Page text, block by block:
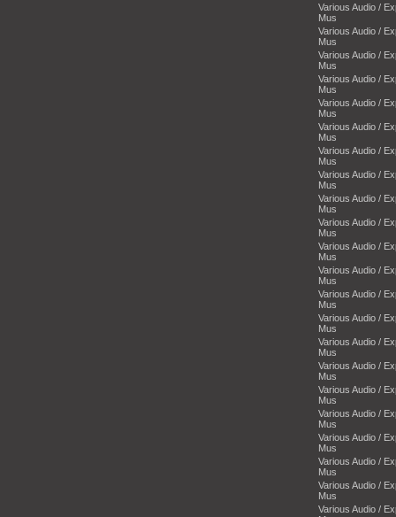
Various Audio /
Mus
Various Audio /
Mus
Various Audio /
Mus
Various Audio /
Mus
Various Audio /
Mus
Various Audio /
Mus
Various Audio /
Mus
Various Audio /
Mus
Various Audio /
Mus
Various Audio /
Mus
Various Audio /
Mus
Various Audio /
Mus
Various Audio /
Mus
Various Audio /
Mus
Various Audio /
Mus
Various Audio /
Mus
Various Audio /
Mus
Various Audio /
Mus
Various Audio /
Mus
Various Audio /
Mus
Various Audio /
Mus
Various Audio /